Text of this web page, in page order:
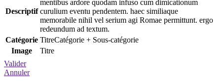
Descriptif
mentibus ardore quodam infuso cum dimicationum
curulium eventu pendentem. haec similiaque
memorabile nihil vel serium agi Romae permittunt. ergo
redeundum ad textum.
Catégorie
Catégorie + Sous-catégorie
Image
Valider
Annuler